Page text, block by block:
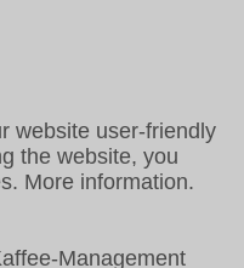
website user-friendly
the website, you
More information.
Management